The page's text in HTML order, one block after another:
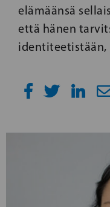
elämäänsä
että hänen
identiteetistään,